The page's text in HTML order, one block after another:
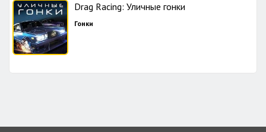
Drag Racing: Уличные гонки
Гонки